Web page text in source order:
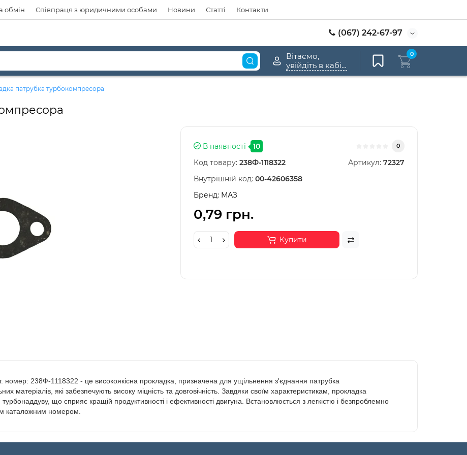
обмін Співпраця з юридичними особами Новини Статті Контакти
(067) 242-67-97
Вітаємо,
увійдіть в кабінет
0
патрубка турбокомпресора
В наявності 10 0
Код товару: 238Ф-1118322 Артикул: 72327
Внутрішній код: 00-42606358
Бренд: МАЗ
0,79 грн.
Купити
номер: 238Ф-1118322 - це високоякісна прокладка, призначена для ущільнення з'єднання патрубка
матеріалів, які забезпечують високу міцність та довговічність. Завдяки своїм характеристикам, прокладка
що сприяє кращій продуктивності і ефективності двигуна. Встановлюється з легкістю і безпроблемно
каталожним номером.